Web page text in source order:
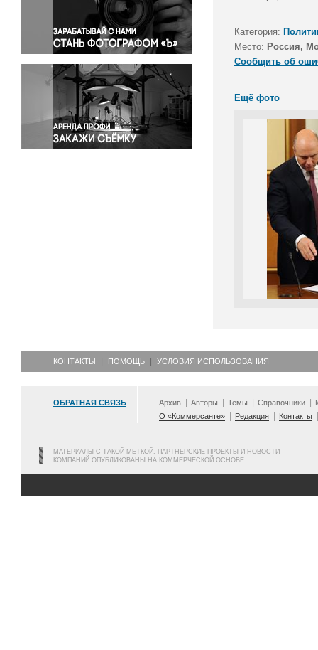
Правосудие
Происшествия и конфликты
Религия
Светская жизнь
Спорт
Экология
Экономика и бизнес
Категория:
Место: Россия,
Сообщить об
Ещё фото
КОНТАКТЫ ПОМОЩЬ УСЛОВИЯ ИСПОЛЬЗОВАНИЯ
ОБРАТНАЯ СВЯЗЬ Архив Авторы Темы Справочники
О «Коммерсанте»
Редакция Контакты
МАТЕРИАЛЫ С ТАКОЙ МЕТКОЙ, ПАРТНЕРСКИЕ ПРОЕКТЫ И НОВОСТИ
КОМПАНИЙ ОПУБЛИКОВАНЫ НА КОММЕРЧЕСКОЙ ОСНОВЕ